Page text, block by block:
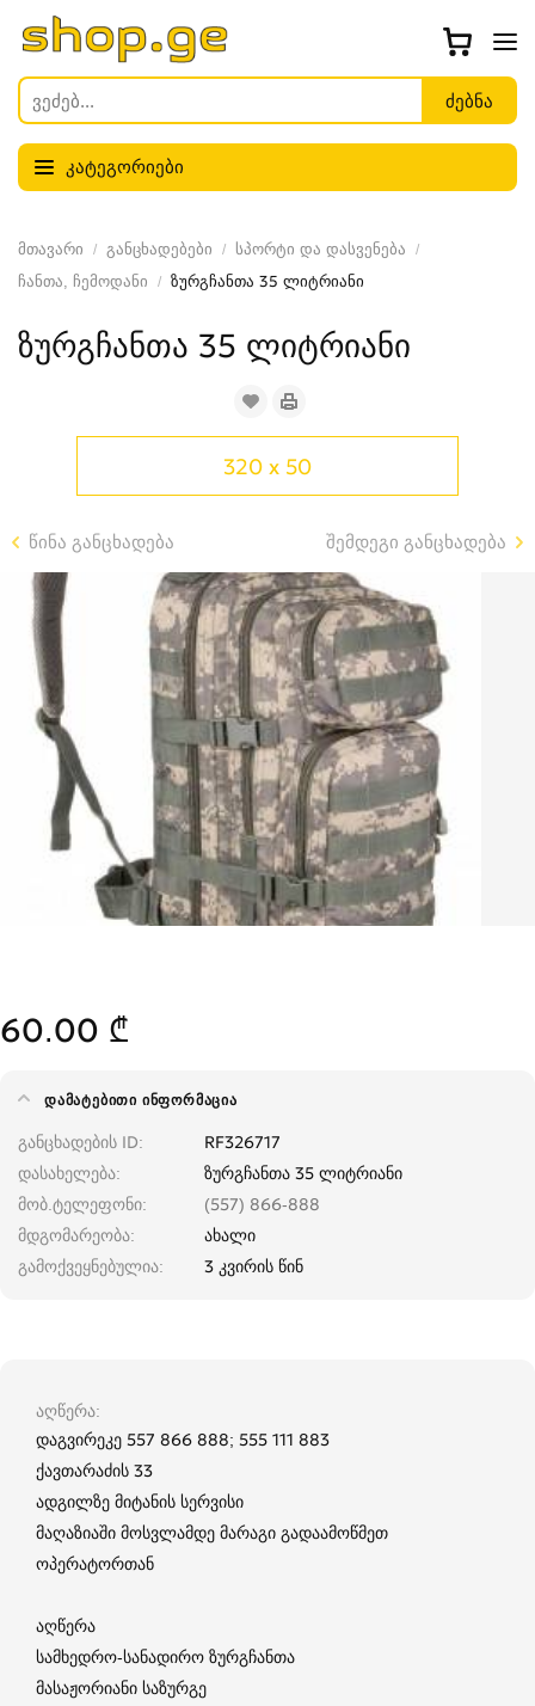
კატეგორიები
მთავარი განცხადებები
სპორტი და დასვენება
ჩანთა, ჩემოდანი
ზურგჩანთა 35 ლიტრიანი
ზურგჩანთა 35 ლიტრიანი
320 x 50
წინა განცხადება შემდეგი განცხადება
60.00 ₾
ᲓᲐᲛᲐᲢᲔᲑᲘᲗᲘ ᲘᲜᲤᲝᲠᲛᲐᲪᲘᲐ
განცხადების ID
RF326717
დასახელება
ზურგჩანთა 35 ლიტრიანი
მობ.ტელეფონი
(557) 866-888
მდგომარეობა
ახალი
გამოქვეყნებულია
3 კვირის წინ
აღწერა
დაგვირეკე 557 866 888; 555 111 883
ქავთარაძის 33
ადგილზე მიტანის სერვისი
მაღაზიაში მოსვლამდე მარაგი გადაამოწმეთ
ოპერატორთან
აღწერა
სამხედრო-სანადირო ზურგჩანთა
მასაჟორიანი საზურგე